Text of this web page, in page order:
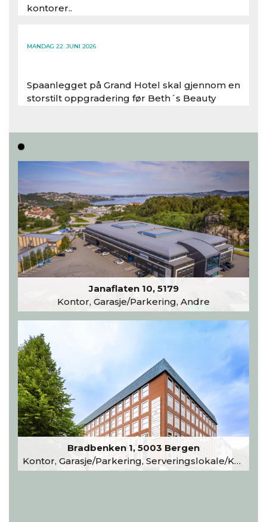
kontorer..
MANDAG 22. JUNI 2026
Spaanlegget på Grand Hotel skal gjennom en
storstilt oppgradering før Beth´s Beauty
Les hele artikkelen
Janaflaten 10, 5179
Kontor, Garasje/Parkering, Andre
Bradbenken 1, 5003 Bergen
Kontor, Garasje/Parkering, Serveringslokale/Kantine, Undervisning/Arrangement